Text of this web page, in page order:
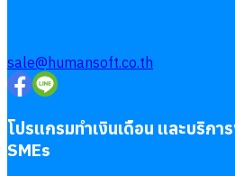
sale@humansoft.co.th
โปรแกรมทำเงินเดือน และบริกา
SMEs